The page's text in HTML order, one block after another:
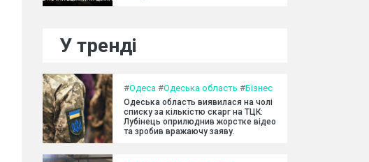
У тренді
#Одеса #Одеська область #Бізнес
Одеська область виявилася на чолі
списку за кількістю скарг на ТЦК:
Лубінець оприлюднив жорстке відео
та зробив вражаючу заяву.